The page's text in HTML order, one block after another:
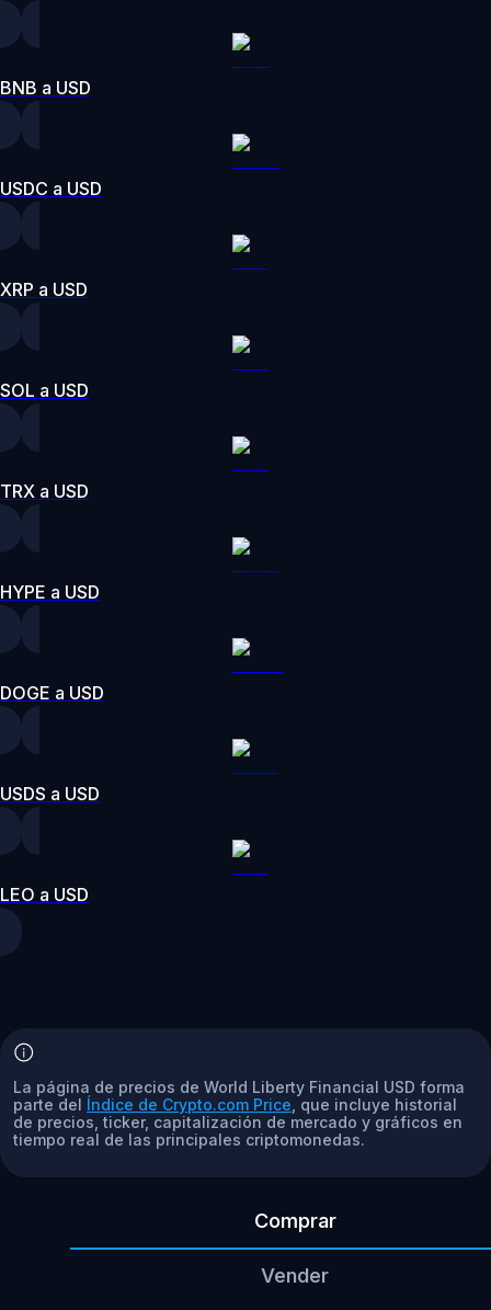
BNB a USD
USDC a USD
XRP a USD
SOL a USD
TRX a USD
HYPE a USD
DOGE a USD
USDS a USD
LEO a USD
La página de precios de World Liberty Financial USD forma
parte del Índice de Crypto.com Price , que incluye historial
de precios, ticker, capitalización de mercado y gráficos en
tiempo real de las principales criptomonedas.
Comprar
Vender